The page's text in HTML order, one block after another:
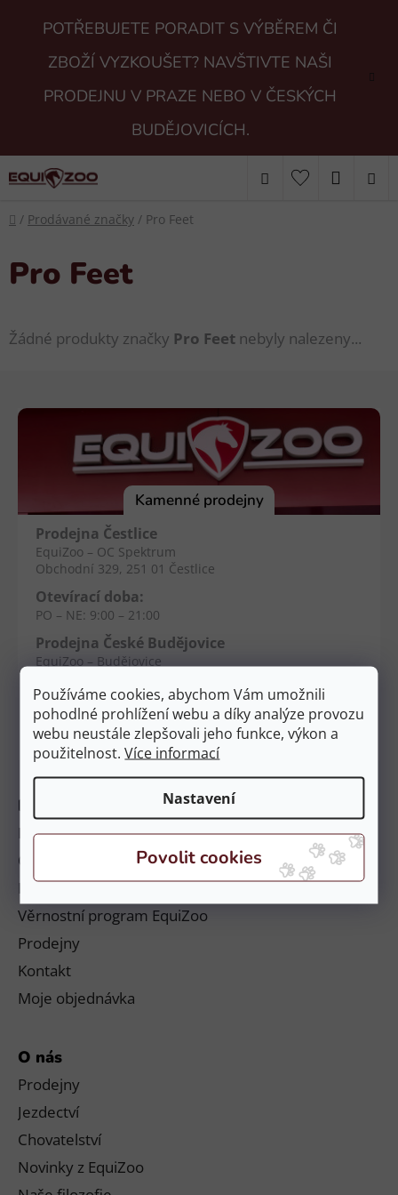
Používáme cookies, abychom Vám umožnili
pohodlné prohlížení webu a díky analýze provozu
webu neustále zlepšovali jeho funkce, výkon a
použitelnost.Více informací
Nastavení
POTŘEBUJETE PORADIT S VÝBĚREM ČI
ZBOŽÍ VYZKOUŠET? NAVŠTIVTE NAŠI
PRODEJNU V PRAZE NEBO V ČESKÝCH
BUDĚJOVICÍCH.
Hledat
Domů
/ Prodávané značky / Pro Feet
Pro Feet
Žádné produkty značky Pro Feet nebyly nalezeny...
Informace
Platby a doručení
Obchodní podmínky a reklamační řád
Podmínky ochrany osobních údajů
Věrnostní program EquiZoo
Prodejny
Kontakt
Moje objednávka
O nás
Prodejny
Jezdectví
Chovatelství
Novinky z EquiZoo
Kamenné prodejny
Prodejna Čestlice
EquiZoo – OC Spektrum
Obchodní 329, 251 01 Čestlice
Otevírací doba:
PO – NE: 9:00 – 21:00
Prodejna České Budějovice
EquiZoo – Budějovice
Otevírací doba:
PO – NE: 9:00 – 20:00